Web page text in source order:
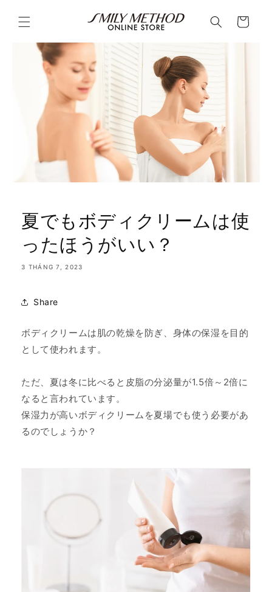
dung
hàng
夏でもボディクリームは使
ったほうがいい？
3 THÁNG 7, 2023
Share
ボディクリームは肌の乾燥を防ぎ、身体の保湿を目的
として使われます。
ただ、夏は冬に比べると皮脂の分泌量が1.5倍～2倍に
なると言われています。
保湿力が高いボディクリームを夏場でも使う必要があ
るのでしょうか？